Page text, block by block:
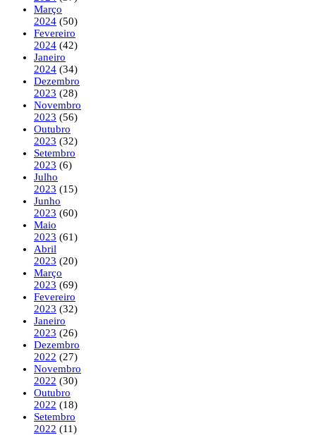
Março
2024 (50)
Fevereiro
2024 (42)
Janeiro
2024 (34)
Dezembro
2023 (28)
Novembro
2023 (56)
Outubro
2023 (32)
Setembro
2023 (6)
Julho
2023 (15)
Junho
2023 (60)
Maio
2023 (61)
Abril
2023 (20)
Março
2023 (69)
Fevereiro
2023 (32)
Janeiro
2023 (26)
Dezembro
2022 (27)
Novembro
2022 (30)
Outubro
2022 (18)
Setembro
2022 (11)